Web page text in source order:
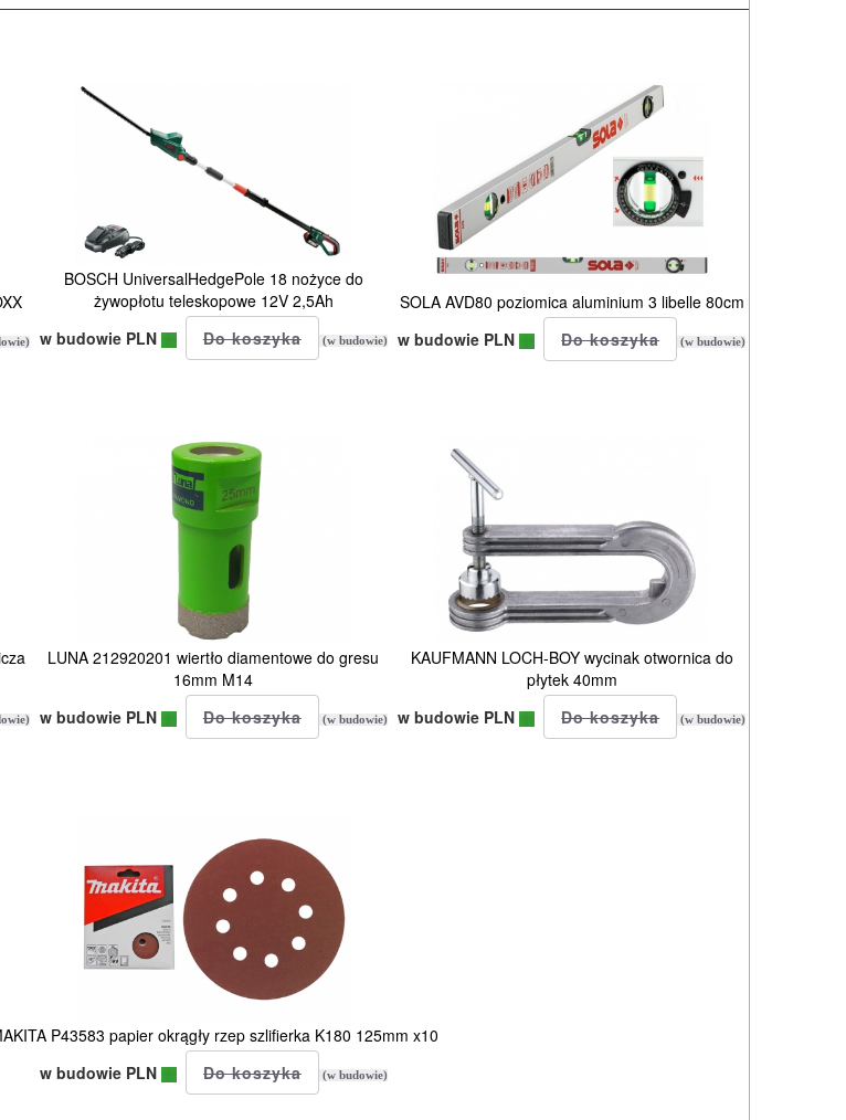
BOSCH UniversalHedgePole 18 nożyce do
żywopłotu teleskopowe 12V 2,5Ah
w budowie PLN
(w budowie)
SOLA AVD80 poziomica aluminium 3 libelle 80cm
w budowie PLN
(w budowie)
LUNA 212920201 wiertło diamentowe do gresu
16mm M14
w budowie PLN
(w budowie)
KAUFMANN LOCH-BOY wycinak otwornica do
płytek 40mm
w budowie PLN
(w budowie)
P43583 papier okrągły rzep szlifierka K180 125mm x10
w budowie PLN
(w budowie)